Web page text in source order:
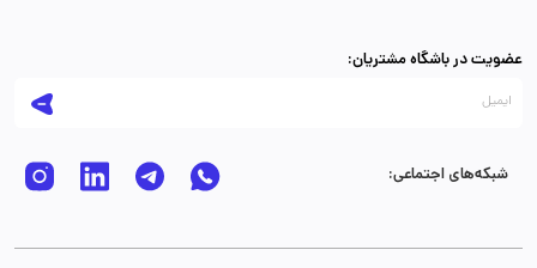
عضویت در باشگاه مشتریان:
شبکه‌های اجتماعی: